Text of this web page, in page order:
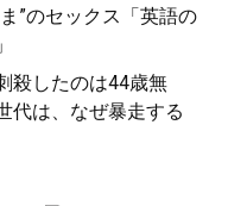
”のセックス「英語の
殺したのは44歳無
代は、なぜ暴走する